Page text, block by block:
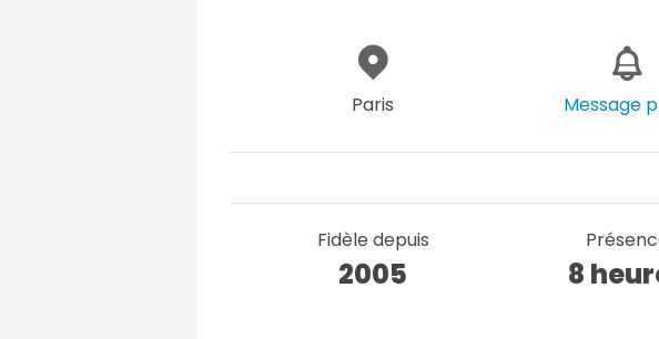
Paris Message
Fidèle depuis
2005 8